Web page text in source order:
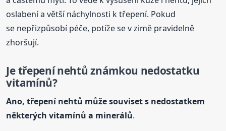
oslabení a větší náchylnosti k třepení. Pokud
se nepřizpůsobí péče, potíže se v zimě pravidelně
zhoršují.
Je třepení nehtů známkou nedostatku
vitamínů?
Ano, třepení nehtů může souviset s nedostatkem
některých vitamínů a minerálů.